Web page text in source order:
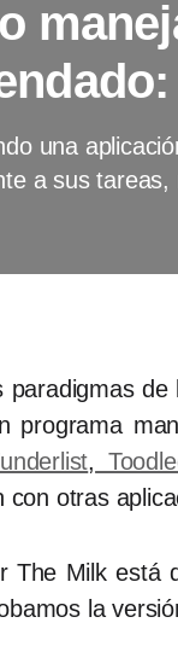
una
a sus
paradigmas
programa
,
con otras
The Milk está
la